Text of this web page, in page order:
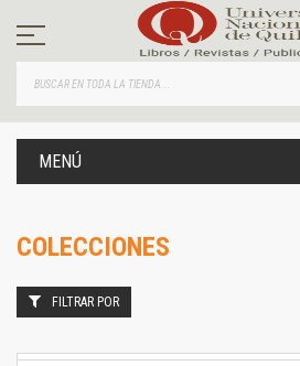
contenido
MENÚ
COLECCIONES
FILTRAR POR